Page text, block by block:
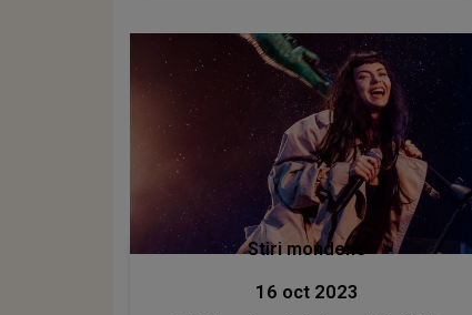
Stiri mondene
16 oct 2023